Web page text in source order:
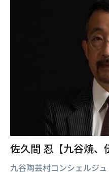
佐久間 忍【九谷焼、
九谷陶芸村コンシェルジュ